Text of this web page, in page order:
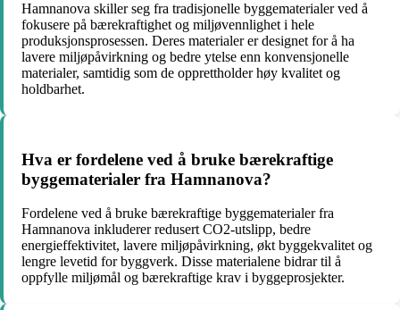
Hamnanova skiller seg fra tradisjonelle byggematerialer ved å
fokusere på bærekraftighet og miljøvennlighet i hele
produksjonsprosessen. Deres materialer er designet for å ha
lavere miljøpåvirkning og bedre ytelse enn konvensjonelle
materialer, samtidig som de opprettholder høy kvalitet og
holdbarhet.
Hva er fordelene ved å bruke bærekraftige
byggematerialer fra Hamnanova?
Fordelene ved å bruke bærekraftige byggematerialer fra
Hamnanova inkluderer redusert CO2-utslipp, bedre
energieffektivitet, lavere miljøpåvirkning, økt byggekvalitet og
lengre levetid for byggverk. Disse materialene bidrar til å
oppfylle miljømål og bærekraftige krav i byggeprosjekter.